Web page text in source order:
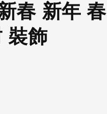
春 新年 春
裝飾